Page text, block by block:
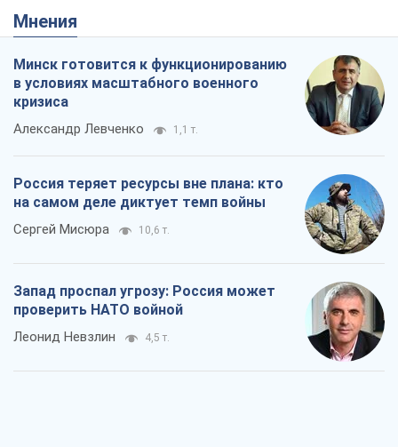
Мнения
Минск готовится к функционированию
в условиях масштабного военного
кризиса
Александр Левченко 1,1 т.
Россия теряет ресурсы вне плана: кто
на самом деле диктует темп войны
Сергей Мисюра 10,6 т.
Запад проспал угрозу: Россия может
проверить НАТО войной
Леонид Невзлин 4,5 т.